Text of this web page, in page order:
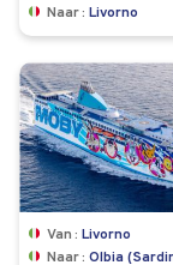
Naar
Livorno
Van
Livorno
Naar
Olbia